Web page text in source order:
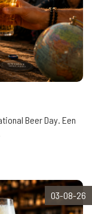
Beer Day. Een
03-08-26